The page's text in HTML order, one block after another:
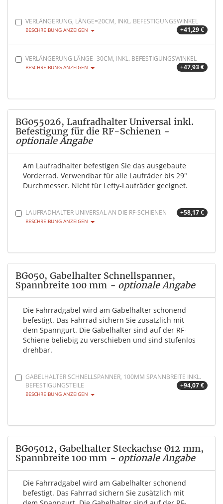
VERLÄNGERUNG, LÄNGE=20CM, INKL. BEFESTIGUNGSWINKEL
+41,29 €
BESCHREIBUNG ANZEIGEN
VERLÄNGERUNG LÄNGE=30CM, INKL. BEFESTIGUNGSWINKEL
+47,93 €
BESCHREIBUNG ANZEIGEN
BG055026, Laufradhalter Universal inkl.
Befestigung für die RF-Schienen -
optionale Angabe
Am Laufradhalter befestigen Sie das ausgebaute
Vorderrad. Verwendbar für alle Laufräder bis 29"
Durchmesser. Nicht für Lefty-Laufräder geeignet.
LAUFRADHALTER UNIVERSAL AN DIE RF-SCHIENEN +58,17 €
BESCHREIBUNG ANZEIGEN
BG050, Gabelhalter Schnellspanner,
Spannbreite 100 mm - optionale Angabe
Die Fahrradgabel wird am Gabelhalter schonend
befestigt. Das Fahrrad sichern Sie zusätzlich mit
dem Spanngurt. Die Gabelhalter sind auf der RF-
Schiene beliebig zu verschieben und sind stufenlos
drehbar.
GABELHALTER SCHNELLSPANNER, 100MM SPANNBREITE INKL.
BEFESTIGUNGSTEILE
+94,07 €
BESCHREIBUNG ANZEIGEN
BG05012, Gabelhalter Steckachse Ø12 mm,
Spannbreite 100 mm - optionale Angabe
Die Fahrradgabel wird am Gabelhalter schonend
befestigt. Das Fahrrad sichern Sie zusätzlich mit